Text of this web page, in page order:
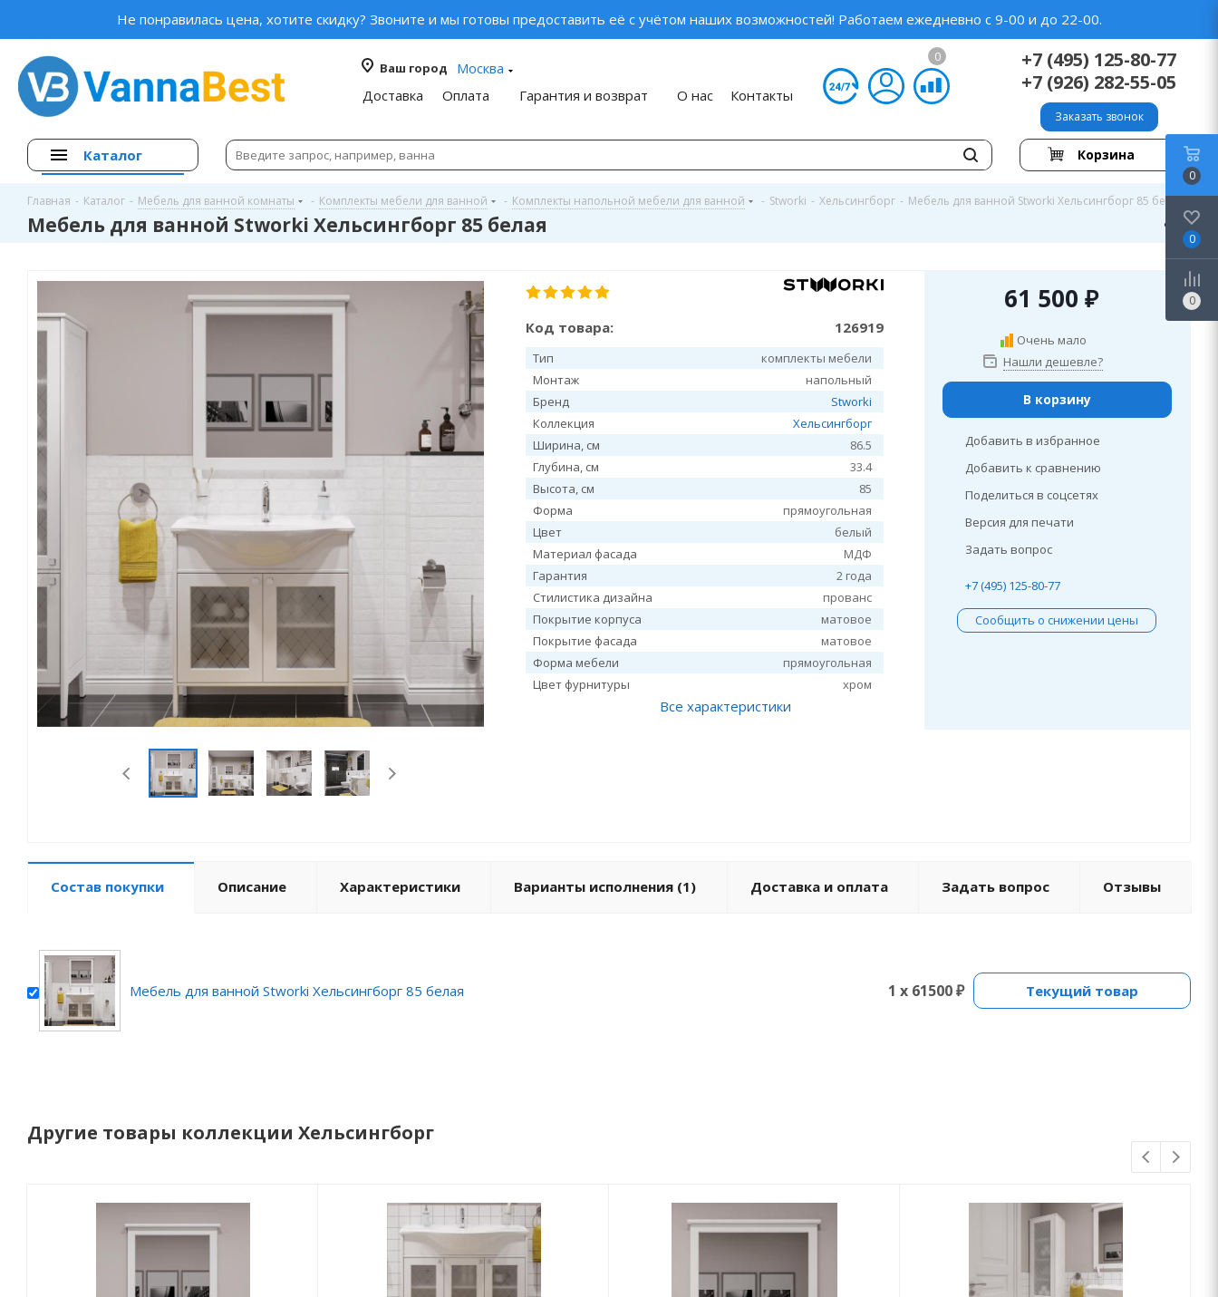
Не понравилась цена, хотите скидку? Звоните и мы готовы предоставить её с учётом наших возможностей! Работаем ежедневно с 9-00 и до 22-00.
Ваш город
Москва
Доставка
Оплата Гарантия и возврат О нас Контакты
0
+7 (495) 125-80-77
+7 (926) 282-55-05
Заказать звонок
Каталог Корзина
Главная - Каталог - Мебель для ванной комнаты - Комплекты мебели для ванной - Комплекты напольной мебели для ванной - Stworki - Хельсингборг - Мебель для ванной Stworki Хельсингборг 85 белая
Мебель для ванной Stworki Хельсингборг 85 белая
Код товара: 126919
Тип
комплекты мебели
Монтаж
напольный
Бренд
Stworki
Коллекция
Хельсингборг
Ширина, см
86.5
Глубина, см
33.4
Высота, см
85
Форма
прямоугольная
Цвет
белый
Материал фасада
МДФ
Гарантия
2 года
Стилистика дизайна
прованс
Покрытие корпуса
матовое
Покрытие фасада
матовое
Форма мебели
прямоугольная
Цвет фурнитуры
хром
Все характеристики
61 500 ₽
Очень мало
Нашли дешевле?
В корзину
Добавить в избранное
Добавить к сравнению
Поделиться в соцсетях
Версия для печати
Задать вопрос
+7 (495) 125-80-77
Сообщить о снижении цены
Состав покупки Описание Характеристики Варианты исполнения (1) Доставка и оплата Задать вопрос Отзывы
Мебель для ванной Stworki Хельсингборг 85 белая 1 x 61500 ₽ Текущий товар
Другие товары коллекции Хельсингборг
0
0
0